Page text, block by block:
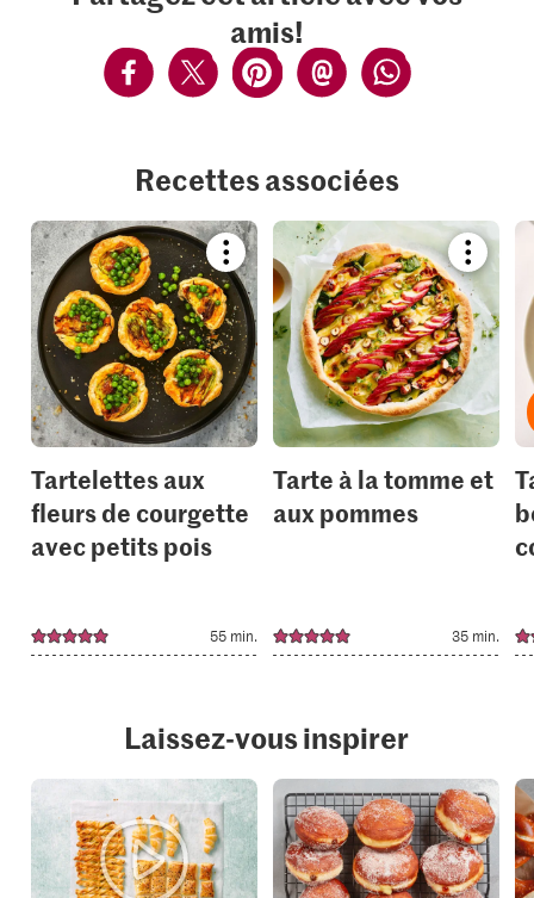
amis!
Recettes associées
Bookmark
recipe
or
add
it
to
your
collections.
Tartelettes aux
fleurs de courgette
avec petits pois
55 min.
recipe
or
add
it
to
your
Tarte à la tomme et
aux pommes
35 min.
Laissez-vous inspirer